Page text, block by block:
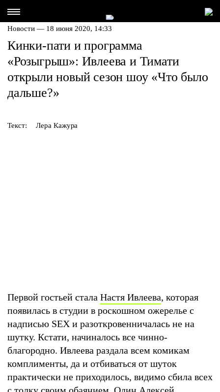
Новости — 18 июня 2020, 14:33
Кинки-пати и программа
«Розыгрыш»: Ивлеева и Тимати
открыли новый сезон шоу «Что было
дальше?»
Текст: Лера Кажура
Первой гостьей стала Настя Ивлеева, которая
появилась в студии в роскошном ожерелье с
надписью SEX и разоткровенничалась не на
шутку. Кстати, начиналось все чинно-
благородно. Ивлеева раздала всем комикам
комплименты, да и отбиваться от шуток
практически не приходилось, видимо сбила всех